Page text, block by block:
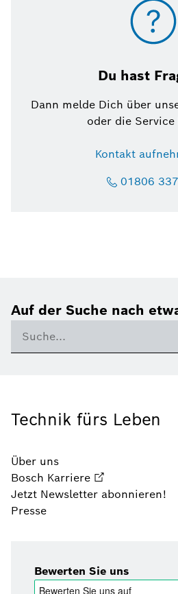
Du hast
Dann melde Dich über
oder die
Kontakt
01806
Auf der Suche nach
Technik fürs Leben
Über uns
Bosch Karriere
Jetzt Newsletter abonnieren!
Presse
Bewerten Sie uns